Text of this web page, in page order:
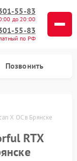
55-83
до 20:00
55-83
по РФ
Позвонить
X OC в Брянске
RTX